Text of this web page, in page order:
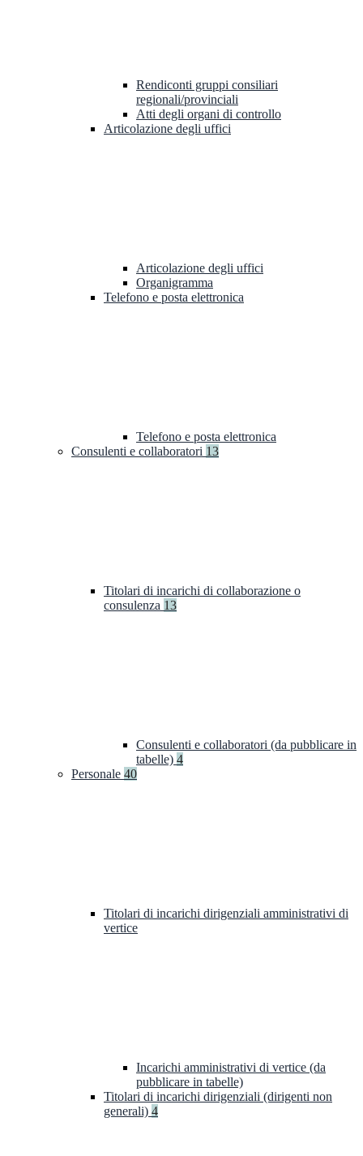
Rendiconti gruppi consiliari
regionali/provinciali
Atti degli organi di controllo
Articolazione degli uffici
Articolazione degli uffici
Organigramma
Telefono e posta elettronica
Telefono e posta elettronica
Consulenti e collaboratori 13
Titolari di incarichi di collaborazione o
consulenza 13
Consulenti e collaboratori (da pubblicare in
tabelle) 4
Personale 40
Titolari di incarichi dirigenziali amministrativi di
vertice
Incarichi amministrativi di vertice (da
pubblicare in tabelle)
Titolari di incarichi dirigenziali (dirigenti non
generali) 4